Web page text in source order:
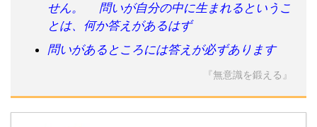
せん。 問いが自分の中に生まれるというこ
とは、何か答えがあるはず
問いがあるところには答えが必ずあります
『無意識を鍛える』